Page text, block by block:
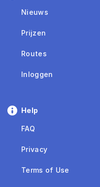
Nieuws
Prijzen
Routes
Inloggen
Help
FAQ
Privacy
Terms of Use